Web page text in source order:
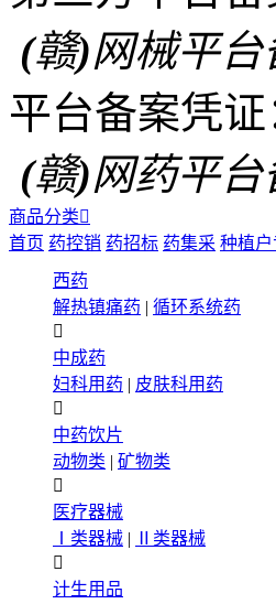
(赣)网械平台
平台备案凭证
(赣)网药平台
商品分类
首页 药控销 药招标 药集采 种植户
西药
解热镇痛药 | 循环系统药

中成药
妇科用药 | 皮肤科用药

中药饮片
动物类 | 矿物类

医疗器械
Ⅰ类器械 |
Ⅱ类器械

计生用品